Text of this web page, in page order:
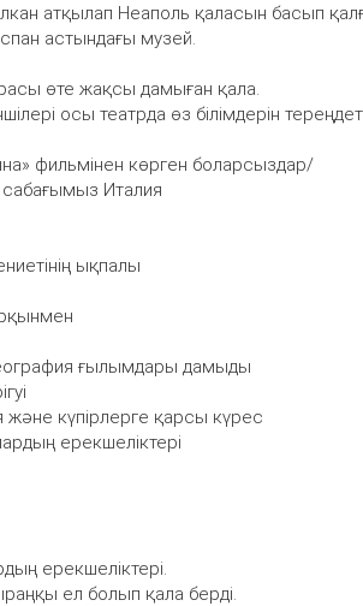
атқылап Неаполь қаласын басып
астындағы музей.
өте жақсы дамыған қала.
осы театрда өз білімдерін
фильмінен көрген боларсыздар/
сабағымыз Италия
ықпалы
ғылымдары дамыды
және күпірлерге қарсы күрес
ерекшеліктері
ерекшеліктері.
ел болып қала берді.